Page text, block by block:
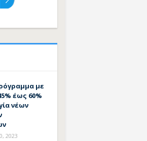
με
έως 60%
νέων
2023